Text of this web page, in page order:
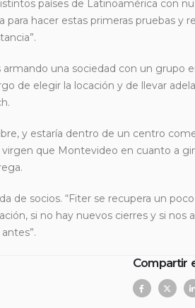
países de Latinoamérica con
hacer estas primeras pruebas y
armando una sociedad con un grupo
de elegir la locación y de llevar
y estaría dentro de un centro
virgen que Montevideo en cuanto a
de socios. “Fiter se recupera un
si no hay nuevos cierres y si nos
Compartir